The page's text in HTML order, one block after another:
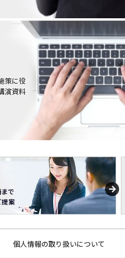
策に役
演資料
個人情報の取り扱いについて